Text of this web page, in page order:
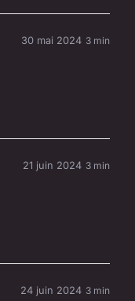
30 mai 2024 3 min
21 juin 2024 3 min
24 juin 2024 3 min